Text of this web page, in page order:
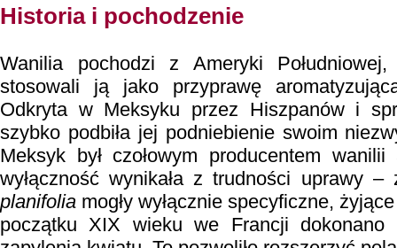
Historia i pochodzenie
Wanilia pochodzi z Ameryki
stosowali ją jako przyprawę
Odkryta w Meksyku przez Hiszpanów i
szybko podbiła jej podniebienie swoim
Meksyk był czołowym producentem
wyłączność wynikała z trudności uprawy
planifolia mogły wyłącznie specyficzne,
początku XIX wieku we Francji dokonano